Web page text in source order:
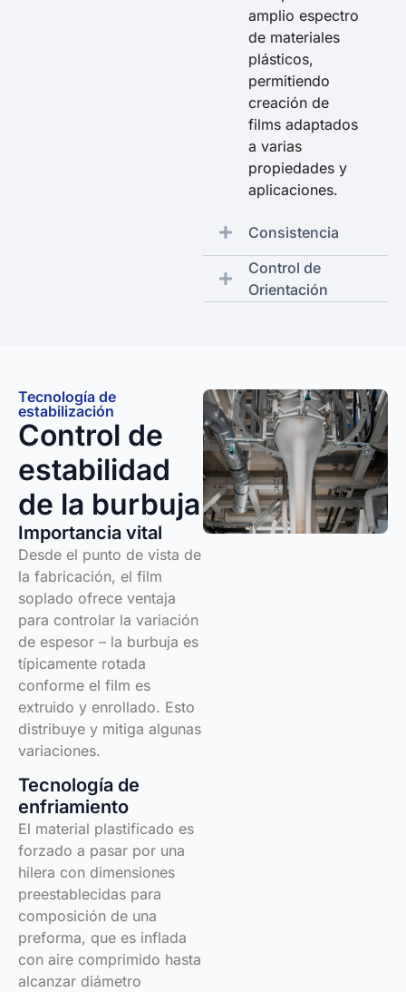
amplio espectro
de materiales
plásticos,
permitiendo
creación de
films adaptados
a varias
propiedades y
aplicaciones.
Consistencia
Control de
Orientación
Tecnología de
estabilización
Control de
estabilidad
de la burbuja
Importancia vital
Desde el punto de vista de
la fabricación, el film
soplado ofrece ventaja
para controlar la variación
de espesor – la burbuja es
típicamente rotada
conforme el film es
extruido y enrollado. Esto
distribuye y mitiga algunas
variaciones.
Tecnología de
enfriamiento
El material plastificado es
forzado a pasar por una
hilera con dimensiones
preestablecidas para
composición de una
preforma, que es inflada
con aire comprimido hasta
alcanzar diámetro